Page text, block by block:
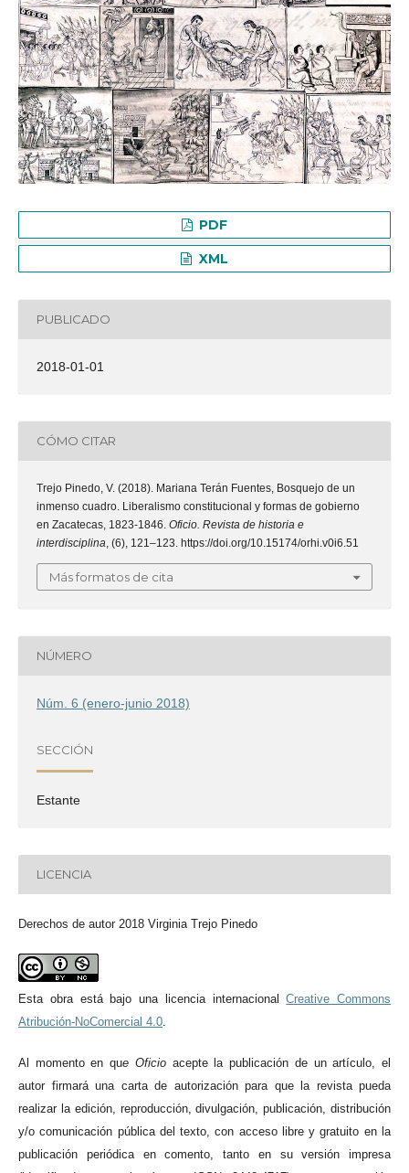
PDF
XML
PUBLICADO
2018-01-01
CÓMO CITAR
Trejo Pinedo, V. (2018). Mariana Terán Fuentes, Bosquejo de un
inmenso cuadro. Liberalismo constitucional y formas de gobierno
en Zacatecas, 1823-1846. Oficio. Revista de historia e
interdisciplina , (6), 121–123. https://doi.org/10.15174/orhi.v0i6.51
Más formatos de cita
NÚMERO
Núm. 6 (enero-junio 2018)
SECCIÓN
Estante
LICENCIA
Derechos de autor 2018 Virginia Trejo Pinedo
Esta obra está bajo una licencia internacionalCreative Commons
Atribución-NoComercial 4.0
Al momento en que Oficioacepte la publicación de un artículo, el
autor firmará una carta de autorización para que la revista pueda
realizar la edición, reproducción, divulgación, publicación, distribución
y/o comunicación pública del texto, con acceso libre y gratuito en la
publicación periódica en comento, tanto en su versión impresa